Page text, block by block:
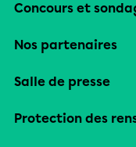
Concours et
Nos partenaires
Salle de presse
Protection des